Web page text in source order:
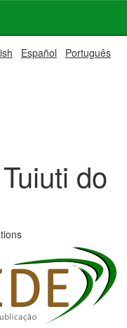
Español Português
do